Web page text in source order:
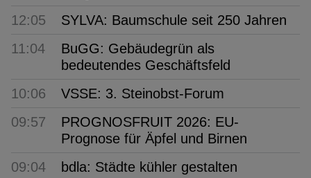
12:05
SYLVA: Baumschule seit 250 Jahren
11:04
BuGG: Gebäudegrün als
bedeutendes Geschäftsfeld
10:06
VSSE: 3. Steinobst-Forum
09:57
PROGNOSFRUIT 2026: EU-
Prognose für Äpfel und Birnen
09:04
bdla: Städte kühler gestalten